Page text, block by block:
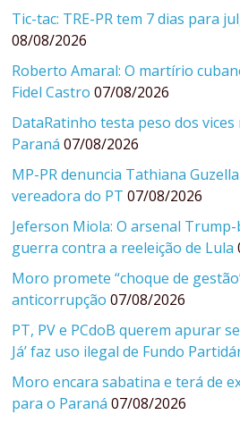
Tic-tac: TRE-PR tem 7 dias para
08/08/2026
Roberto Amaral: O martírio
Fidel Castro 07/08/2026
DataRatinho testa peso dos
Paraná 07/08/2026
MP-PR denuncia Tathiana
vereadora do PT 07/08/2026
Jeferson Miola: O arsenal
guerra contra a reeleição de Lula
Moro promete “choque de
anticorrupção 07/08/2026
PT, PV e PCdoB querem apurar
Já’ faz uso ilegal de Fundo
Moro encara sabatina e terá de
para o Paraná 07/08/2026